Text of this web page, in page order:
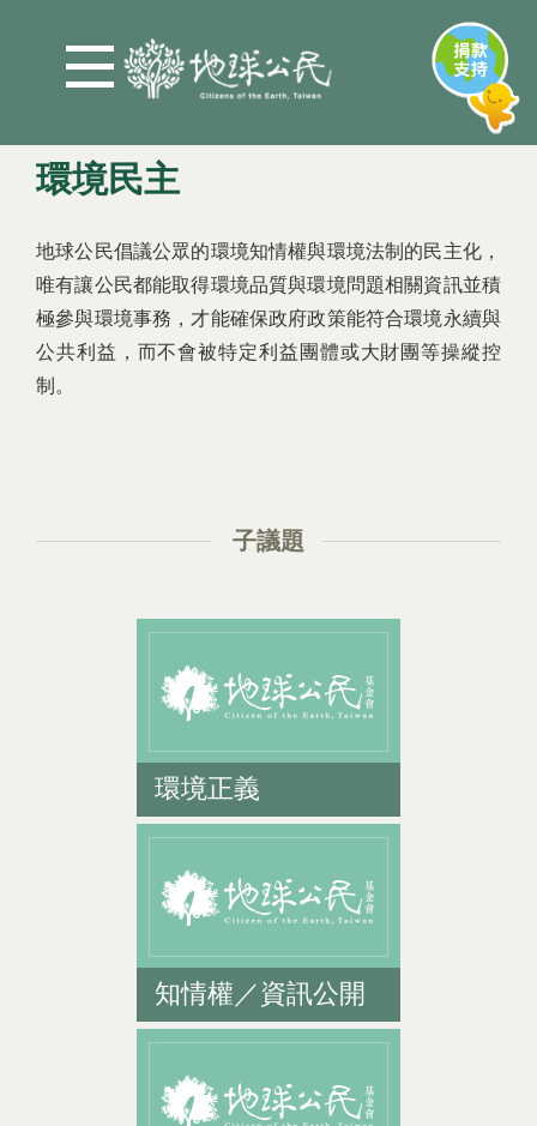
環境民主
您在這裡
地球公民倡議公眾的環境知情權與環境法制的民主化，
唯有讓公民都能取得環境品質與環境問題相關資訊並積
極參與環境事務，才能確保政府政策能符合環境永續與
公共利益，而不會被特定利益團體或大財團等操縱控
制。
子議題
環境正義
知情權／資訊公開